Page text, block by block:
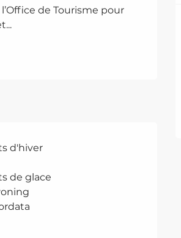
de Tourisme pour
d'hiver
de glace